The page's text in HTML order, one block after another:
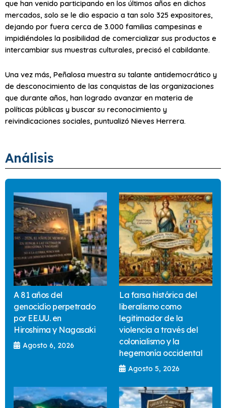
que han venido participando en los últimos años en dichos
mercados, solo se le dio espacio a tan solo 325 expositores,
dejando por fuera cerca de 3.000 familias campesinas e
impidiéndoles la posibilidad de comercializar sus productos e
intercambiar sus muestras culturales, precisó el cabildante.
Una vez más, Peñalosa muestra su talante antidemocrático y
de desconocimiento de las conquistas de las organizaciones
que durante años, han logrado avanzar en materia de
políticas públicas y buscar su reconocimiento y
reivindicaciones sociales, puntualizó Nieves Herrera.
Análisis
A 81 años del
genocidio perpetrado
por EE.UU. en
Hiroshima y Nagasaki
Agosto 6, 2026
La farsa histórica del
liberalismo como
legitimador de la
violencia a través del
colonialismo y la
hegemonía occidental
Agosto 5, 2026